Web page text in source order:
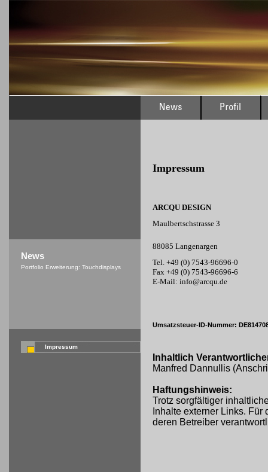
Impressum
ARCQU DESIGN
Maulbertschstrasse 3
88085 Langenargen
Tel. +49 (0) 7543-96696-0
Fax +49 (0) 7543-96696-6
E-Mail: info@arcqu.de
Umsatzsteuer-ID-Nummer:
Inhaltlich
Manfred Dannullis
Haftungshinweis:
Trotz sorgfältiger
Inhalte externer Links.
deren Betreiber
News
Portfolio Erweiterung: Touchdisplays
Impressum